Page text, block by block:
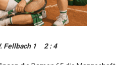
Fellbach 1 2 : 4